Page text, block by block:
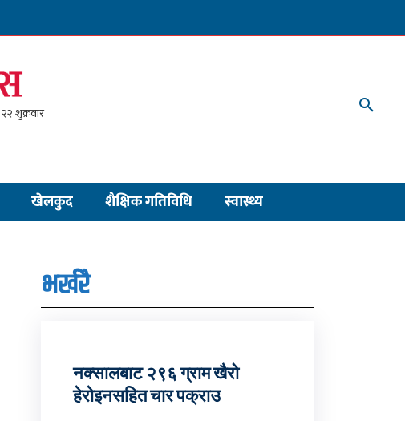
खेलकुद शैक्षिक गतिविधि स्वास्थ्य
भर्खरै
नक्सालबाट २९६ ग्राम खैरो
हेरोइनसहित चार पक्राउ